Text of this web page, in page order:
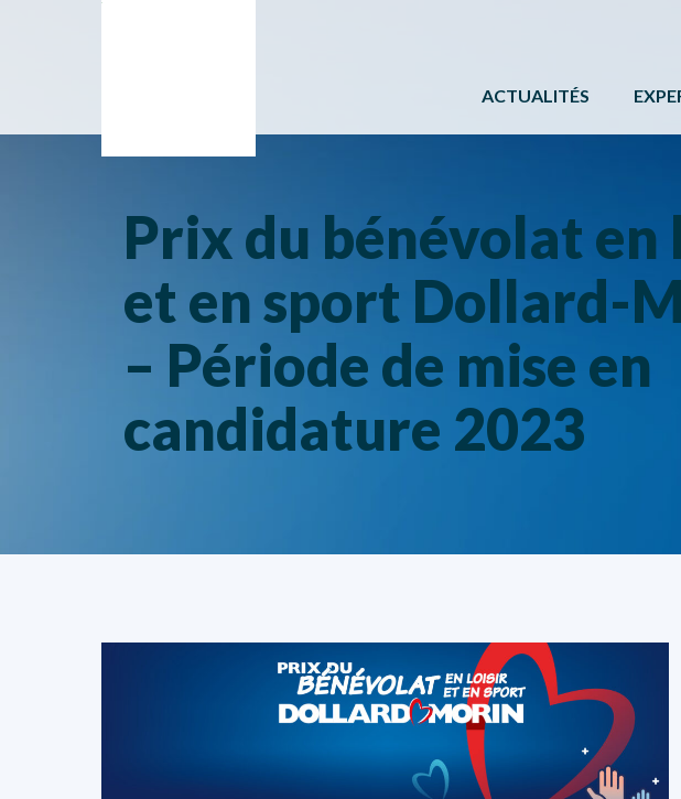
ACTUALITÉS
Prix du bénévolat en
et en sport Dollard-
– Période de mise en
candidature 2023